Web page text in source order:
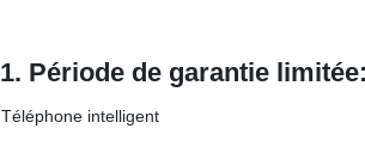
1. Période de garantie limitée:
Téléphone intelligent